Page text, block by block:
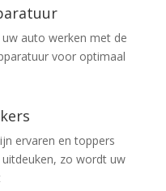
auto werken met de
voor optimaal
ervaren en toppers
zo wordt uw